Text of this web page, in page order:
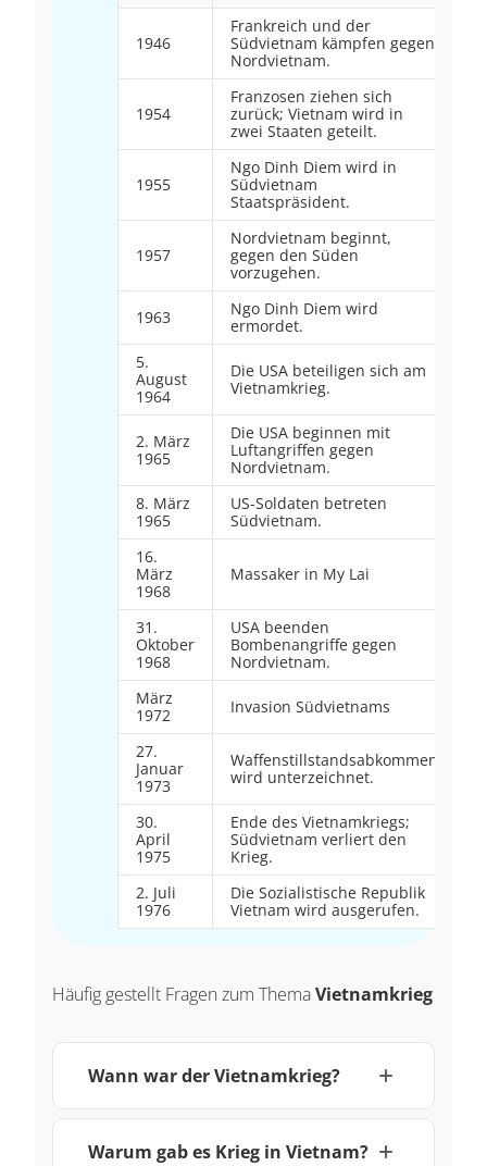
1946
Frankreich und der
Südvietnam kämpfen gegen
Nordvietnam.
1954
Franzosen ziehen sich
zurück; Vietnam wird in
zwei Staaten geteilt.
1955
Ngo Dinh Diem wird in
Südvietnam
Staatspräsident.
1957
Nordvietnam beginnt,
gegen den Süden
vorzugehen.
1963
Ngo Dinh Diem wird
ermordet.
5.
August
1964
Die USA beteiligen sich am
Vietnamkrieg.
2. März
1965
Die USA beginnen mit
Luftangriffen gegen
Nordvietnam.
8. März
1965
US-Soldaten betreten
Südvietnam.
16.
März
1968
Massaker in My Lai
31.
Oktober
1968
USA beenden
Bombenangriffe gegen
Nordvietnam.
März
1972
Invasion Südvietnams
27.
Januar
1973
Waffenstillstandsabkommen
wird unterzeichnet.
30.
April
1975
Ende des Vietnamkriegs;
Südvietnam verliert den
Krieg.
2. Juli
1976
Die Sozialistische Republik
Vietnam wird ausgerufen.
Häufig gestellt Fragen zum ThemaVietnamkrieg
Wann war der Vietnamkrieg?
Warum gab es Krieg in Vietnam?